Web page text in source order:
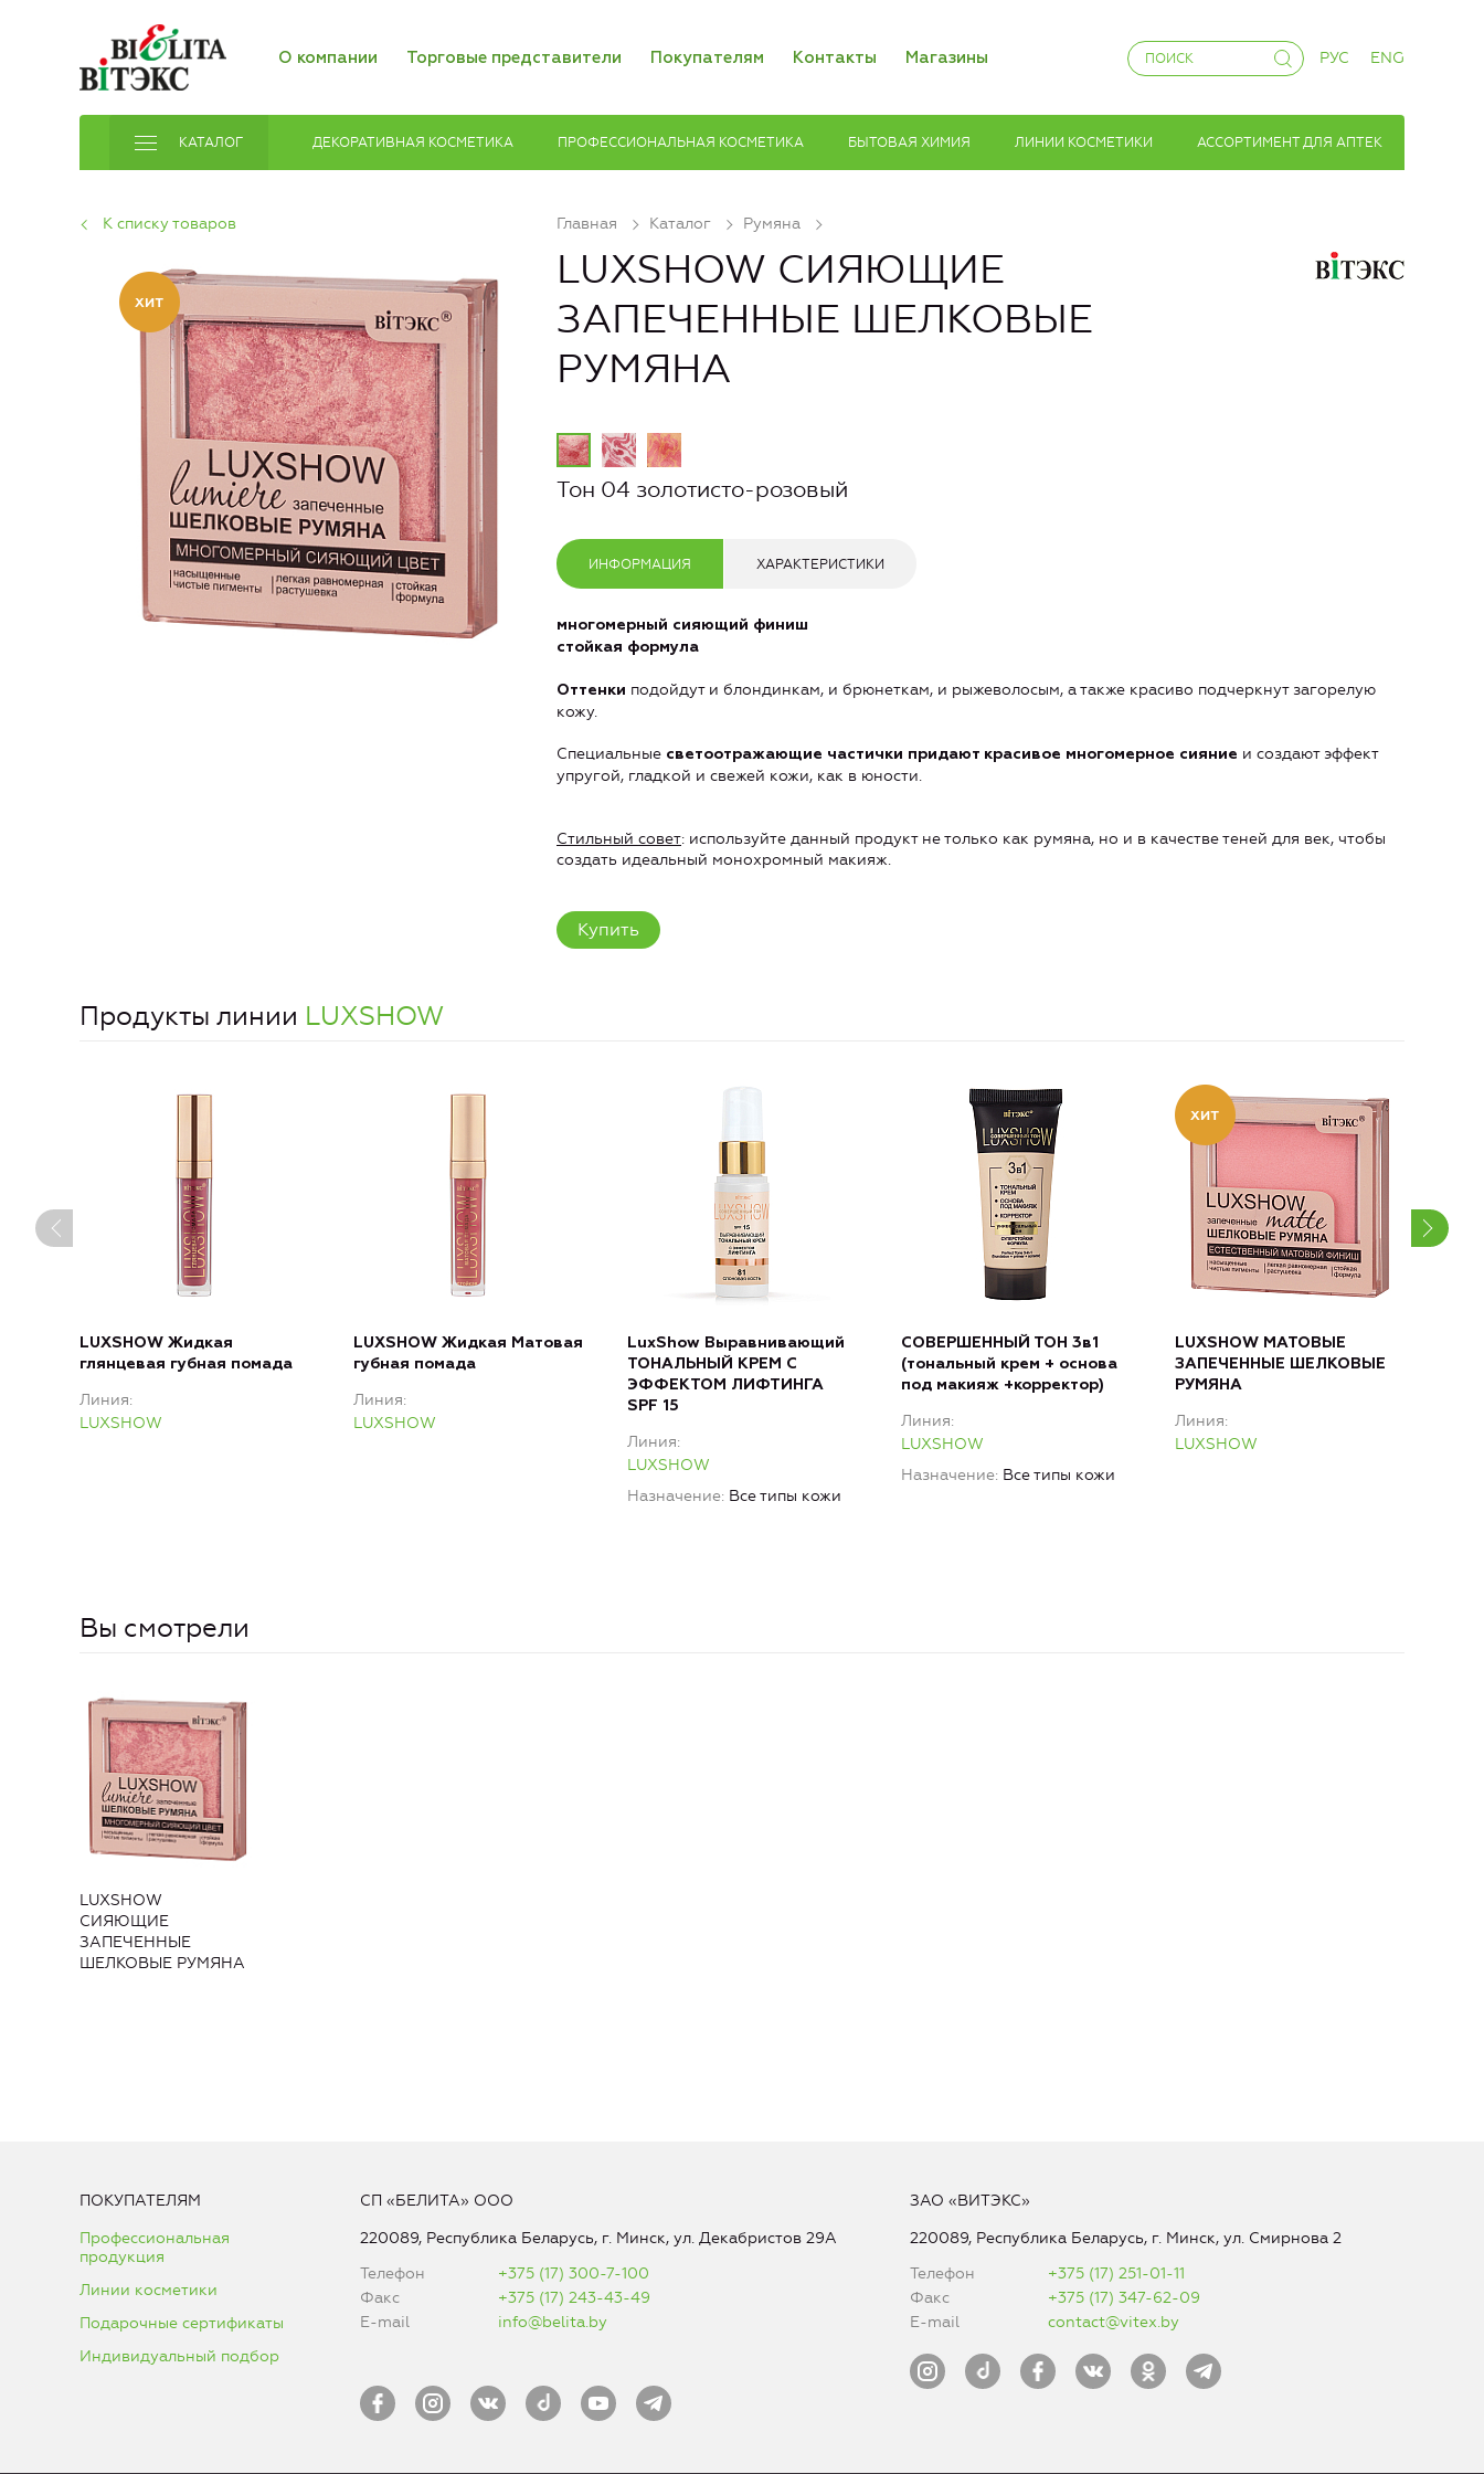
О компании Торговые представители Покупателям Контакты Магазины РУС ENG
КАТАЛОГ ДЕКОРАТИВНАЯ КОСМЕТИКА ПРОФЕССИОНАЛЬНАЯ КОСМЕТИКА БЫТОВАЯ ХИМИЯ ЛИНИИ КОСМЕТИКИ АССОРТИМЕНТ ДЛЯ АПТЕК
Главная Каталог Румяна
К списку товаров
LUXSHOW СИЯЮЩИЕ
ЗАПЕЧЕННЫЕ ШЕЛКОВЫЕ
РУМЯНА
Тон 04 золотисто-розовый
ИНФОРМАЦИЯ ХАРАКТЕРИСТИКИ
многомерный сияющий финиш
стойкая формула
Оттенки подойдут и блондинкам, и брюнеткам, и рыжеволосым, а также красиво подчеркнут загорелую
кожу.
Специальные светоотражающие частички придают красивое многомерное сияние и создают эффект
упругой, гладкой и свежей кожи, как в юности.
Стильный совет: используйте данный продукт не только как румяна, но и в качестве теней для век, чтобы
создать идеальный монохромный макияж.
Купить
Продукты линии LUXSHOW
LUXSHOW Жидкая
глянцевая губная помада
Линия
LUXSHOW
LUXSHOW Жидкая Матовая
губная помада
Линия
LUXSHOW
LuxShow Выравнивающий
ТОНАЛЬНЫЙ КРЕМ С
ЭФФЕКТОМ ЛИФТИНГА
SPF 15
Линия
LUXSHOW
Назначение Все типы кожи
СОВЕРШЕННЫЙ ТОН 3в1
(тональный крем + основа
под макияж +корректор)
Линия
LUXSHOW
Назначение Все типы кожи
LUXSHOW МАТОВЫЕ
ЗАПЕЧЕННЫЕ ШЕЛКОВЫЕ
РУМЯНА
Линия
LUXSHOW
Вы смотрели
LUXSHOW
СИЯЮЩИЕ
ЗАПЕЧЕННЫЕ
ШЕЛКОВЫЕ РУМЯНА
ПОКУПАТЕЛЯМ
Профессиональная
продукция
Линии косметики
Подарочные сертификаты
Индивидуальный подбор
СП «БЕЛИТА» ООО
220089, Республика Беларусь, г. Минск, ул. Декабристов 29А
Телефон
+375 (17) 300-7-100
Факс
+375 (17) 243-43-49
E-mail
info@belita.by
ЗАО «ВИТЭКС»
220089, Республика Беларусь, г. Минск, ул. Смирнова 2
Телефон
+375 (17) 251-01-11
Факс
+375 (17) 347-62-09
E-mail
contact@vitex.by